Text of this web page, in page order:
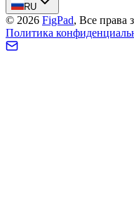
RU
© 2026 FigPad, Все права
Политика